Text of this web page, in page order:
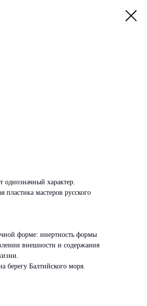
однозначный характер.
пластика мастеров русского
форме: инертность формы
внешности и содержания
берегу Балтийского моря.